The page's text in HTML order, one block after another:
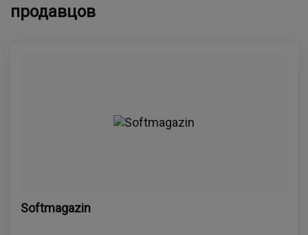
продавцов
Softmagazin